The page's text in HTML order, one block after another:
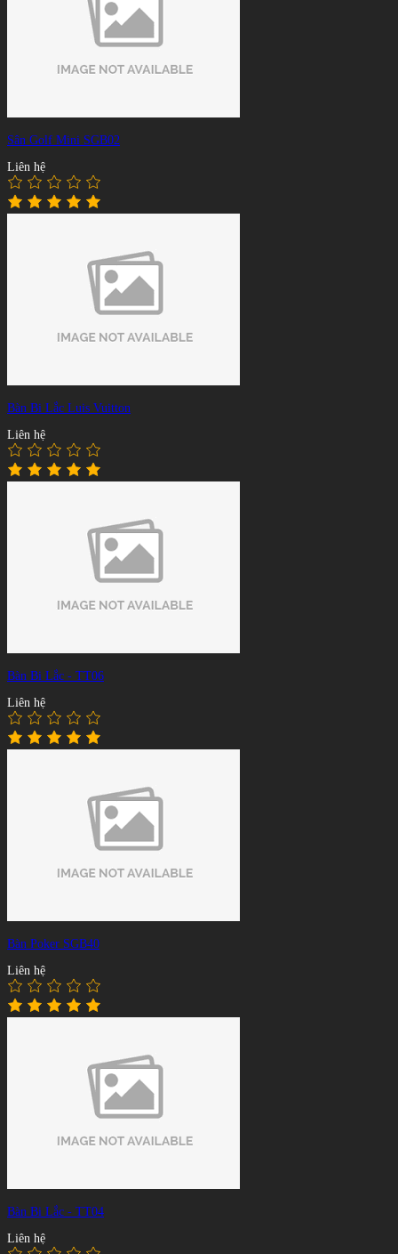
Sân Golf Mini SGB02
Liên hệ
Bàn Bi Lắc Luis Vuitton
Liên hệ
Bàn Bi Lắc - TT06
Liên hệ
Bàn Poker SGB40
Liên hệ
Bàn Bi Lắc - TT04
Liên hệ